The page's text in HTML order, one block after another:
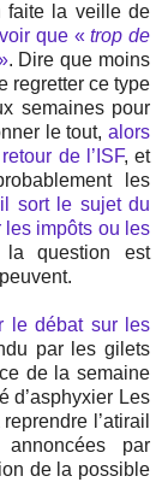
faite la veille de
que «trop de
. Dire que moins
regretter ce type
semaines pour
le tout, alors
de l’ISF, et
les
il sort le sujet du
les impôts ou les
question est
le débat sur les
par les gilets
de la semaine
d’asphyxier Les
l’atirail
par
de la possible